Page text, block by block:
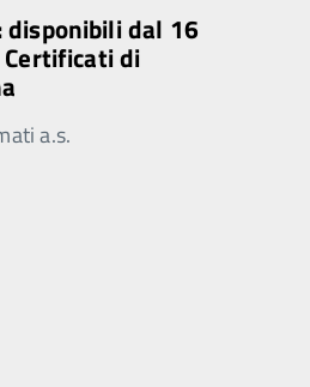
disponibili dal 16
di
a.s.